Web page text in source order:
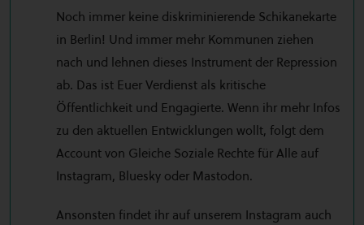
Noch immer keine diskriminierende Schikanekarte
in Berlin! Und immer mehr Kommunen ziehen
nach und lehnen dieses Instrument der Repression
ab. Das ist Euer Verdienst als kritische
Öffentlichkeit und Engagierte. Wenn ihr mehr Infos
zu den aktuellen Entwicklungen wollt, folgt dem
Account von Gleiche Soziale Rechte für Alle auf
Instagram, Bluesky oder Mastodon.
Ansonsten findet ihr auf unserem Instagram auch